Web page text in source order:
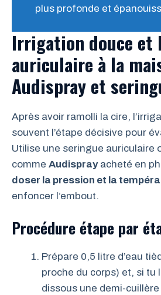
plus profonde et
Irrigation douce et
auriculaire à la
Audispray et
Après avoir ramolli la cire,
souvent l’étape décisive pour
Utilise une seringue auriculaire
comme Audisprayacheté en
doser la pression et la
enfoncer l’embout.
Procédure étape par
Prépare 0,5 litre d’eau
proche du corps) et, si tu
dissous une demi-cuillère